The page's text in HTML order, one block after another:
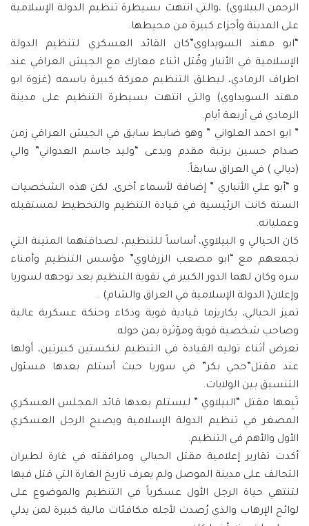
الرحمن البيلاوي) ،والتي انتهت بسيطرة تنظيم الدولة الإسلامية
على المدينة وأجزاء كبيرة من محيطها.
“ابو مهند السويداوي”كان القائد العسكري لتنظيم الدولة
الإسلامية في الأنبار وقُتل اثناء معارك مع الجيش العراقي عند
اطراف الرمادي، ليطلق التنظيم معركة كبيرة باسمه (غزوة ابو
مهند السويداوي) والتي انتهت بسيطرة التنظيم على مدينة
الرمادي في أربعة أيام.
” ابو احمد العلواني ” وهو ضابط سابق في الجيش العراقي زمن
صدام حسين برتبة مقدم ويدعى “وليد جاسم العدواني” والي
(ديالي ) في العراق سابقاً.
و “أبو علي الأنباري ” إضافة لأسماء أخرى. لكن هذه الشخصيات
الستة كانت الرئيسية في قيادة التنظيم والتخطيط لمستقبله
وعملياته.
كان الحيالي و البيلاوي، أساساً للتنظيم، لصداقتهما المتينة التي
تجمعهم مع “ابو مصعب الزرقاوي” مؤسس التنظيم وأمناء
سره وكان لهما الدور الكبير في تقوية التنظيم بعد توجهه لسوريا
وإعلان( الدولة الإسلامية في العراق والشام) .
تميز الحيالي، بكاريزما قيادية قوية وذكاء وحنكة عسكرية عالية
وصاحب شخصية قوية ومؤثرة بمن حوله.
تعرض أثناء توليه القيادة في التنظيم لنكستين كبيرتين، أولها
عند مقتل”حجي بكر” في سوريا حيث أستلم بعدها مسئول
التنسيق بين الولايات.
تَبِعها مقتل “البيلاوي ” ليستلم بعدها قائد المجلس العسكري
المصغر في تنظيم الدولة الإسلامية ويصبح الرجل العسكري
الأول والأهم في التنظيم.
أكدت تقارير إعلامية مقتل الحيالي ومرافقته في غارة لطيران
التحالف على مدينة الموصل ولم يعرف تاريخ الغارة التي قتل فيها
لتنتهي حياة الرجل الأول عسكرياً في التنظيم والموضوع على
لوائح الإرهاب والذي رُصدت لأجله مكافئات مالية كبيرة لمن يدلي